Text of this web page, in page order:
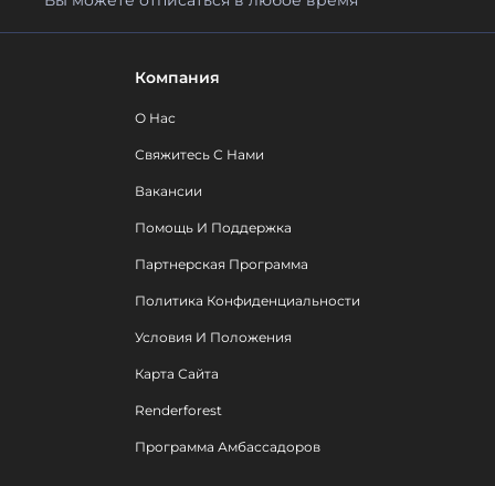
Компания
О Нас
Свяжитесь С Нами
Вакансии
Помощь И Поддержка
Партнерская Программа
Политика Конфиденциальности
Условия И Положения
Карта Сайта
Renderforest
Программа Амбассадоров